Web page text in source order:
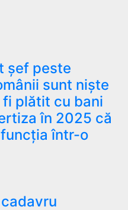
șef peste
sunt niște
fi plătit cu bani
în 2025 că
într-o